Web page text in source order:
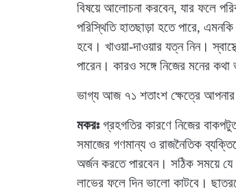
বিষয়ে আলোচনা করবেন, যার ফলে
পরিস্থিতি হাতছাড়া হতে পারে,
হবে। খাওয়া-দাওয়ার যত্ন নিন।
পারেন। কারও সঙ্গে নিজের মনের
ভাগ্য আজ ৭১ শতাংশ ক্ষেত্রে আপনার
মকরঃ গ্রহগতির কারণে নিজের
সমাজের গণমান্য ও রাজনৈতিক
অর্জন করতে পারবেন। সঠিক সময়ে
লাভের ফলে দিন ভালো কাটবে।